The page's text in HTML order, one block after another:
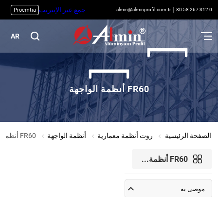
0 312 267 58 80
almin@alminprofil.com.tr جمع عبر الإنترنت Proemtia
AR
FR60 أنظمة الواجهة
الصفحة الرئيسية روت أنظمة معمارية أنظمة الواجهة FR60 أنظمة الواجهة
FR60 أنظمة...
موصى به